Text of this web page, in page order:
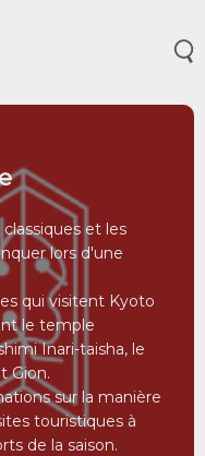
et les
lors d'une
qui visitent Kyoto
le temple
Inari-taisha, le
Gion.
sur la manière
touristiques à
de la saison.